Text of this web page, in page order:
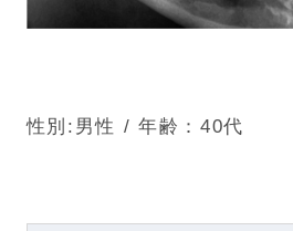
性別:男性 / 年齢：40代